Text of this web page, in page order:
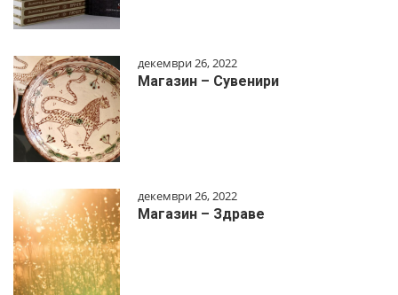
декември 26, 2022
Магазин – Сувенири
декември 26, 2022
Магазин – Здраве